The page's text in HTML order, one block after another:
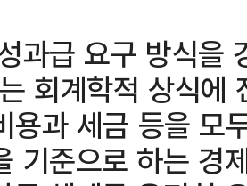
과급 요구 방식을
회계학적 상식에
용과 세금 등을 모
기준으로 하는 경